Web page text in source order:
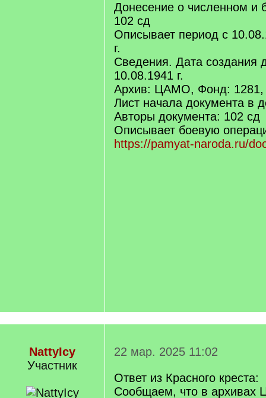
Донесение о численном и
102 сд
Описывает период с
г.
Сведения. Дата создания
10.08.1941 г.
Архив: ЦАМО, Фонд: 1281,
Лист начала документа в
Авторы документа: 102 сд
Описывает боевую
https://pamyat-naroda.ru/
NattyIcy
Участник
22 мар. 2025 11:02
Ответ из Красного креста:
Сообщаем, что в архивах